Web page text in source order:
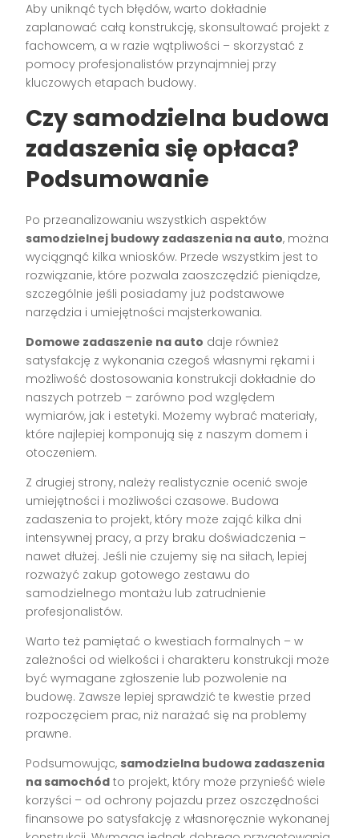
Aby uniknąć tych błędów, warto dokładnie
zaplanować całą konstrukcję, skonsultować projekt z
fachowcem, a w razie wątpliwości – skorzystać z
pomocy profesjonalistów przynajmniej przy
kluczowych etapach budowy.
Czy samodzielna budowa
zadaszenia się opłaca?
Podsumowanie
Po przeanalizowaniu wszystkich aspektów
samodzielnej budowy zadaszenia na auto, można
wyciągnąć kilka wniosków. Przede wszystkim jest to
rozwiązanie, które pozwala zaoszczędzić pieniądze,
szczególnie jeśli posiadamy już podstawowe
narzędzia i umiejętności majsterkowania.
Domowe zadaszenie na auto daje również
satysfakcję z wykonania czegoś własnymi rękami i
możliwość dostosowania konstrukcji dokładnie do
naszych potrzeb – zarówno pod względem
wymiarów, jak i estetyki. Możemy wybrać materiały,
które najlepiej komponują się z naszym domem i
otoczeniem.
Z drugiej strony, należy realistycznie ocenić swoje
umiejętności i możliwości czasowe. Budowa
zadaszenia to projekt, który może zająć kilka dni
intensywnej pracy, a przy braku doświadczenia –
nawet dłużej. Jeśli nie czujemy się na siłach, lepiej
rozważyć zakup gotowego zestawu do
samodzielnego montażu lub zatrudnienie
profesjonalistów.
Warto też pamiętać o kwestiach formalnych – w
zależności od wielkości i charakteru konstrukcji może
być wymagane zgłoszenie lub pozwolenie na
budowę. Zawsze lepiej sprawdzić te kwestie przed
rozpoczęciem prac, niż narażać się na problemy
prawne.
Podsumowując, samodzielna budowa zadaszenia
na samochód to projekt, który może przynieść wiele
korzyści – od ochrony pojazdu przez oszczędności
finansowe po satysfakcję z własnoręcznie wykonanej